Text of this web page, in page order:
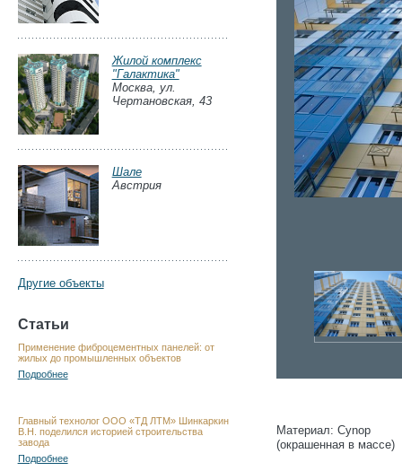
Материал: Cynop
(окрашенная в массе)
Жилой комплекс
"Галактика"
Москва, ул.
Чертановская, 43
Шале
Австрия
Другие объекты
Статьи
Применение фиброцементных панелей: от
жилых до промышленных объектов
Подробнее
Главный технолог ООО «ТД ЛТМ» Шинкаркин
В.Н. поделился историей строительства
завода
Подробнее